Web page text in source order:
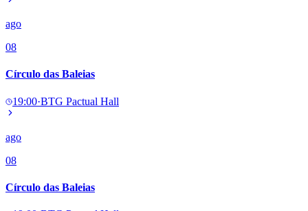
ago
08
Círculo das Baleias
19:00·BTG Pactual Hall
ago
08
Círculo das Baleias